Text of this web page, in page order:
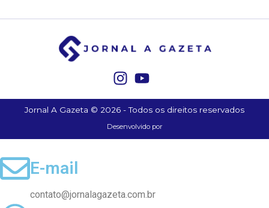
Jornal A Gazeta © 2026 - Todos os direitos reservados
Desenvolvido por
E-mail
contato@jornalagazeta.com.br